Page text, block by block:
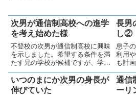
次男が通信制高校への進学
を考え始めた様
不登校の次男が通信制高校に興味
を示しました。希望する条件を満
たす兄の学校が候補ですが、学力
が不安です。高校には進学しない
と思っていたので驚きましたが、
全力で応援します💪
長男
し②
息子
利用
も計
した
した
す。
いつのまにか次男の身長が
伸びていた
通信
ーリ